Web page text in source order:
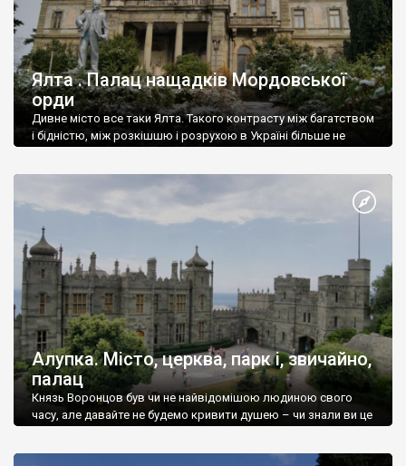
Ялта . Палац нащадків Мордовської
орди
Дивне місто все таки Ялта. Такого контрасту між багатством
і бідністю, між розкішшю і розрухою в Україні більше не
Алупка. Місто, церква, парк і, звичайно,
палац
Князь Воронцов був чи не найвідомішою людиною свого
часу, але давайте не будемо кривити душею – чи знали ви це